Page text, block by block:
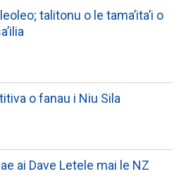
talitonu o le tama’ita’i o
o fanau i Niu Sila
ai Dave Letele mai le NZ